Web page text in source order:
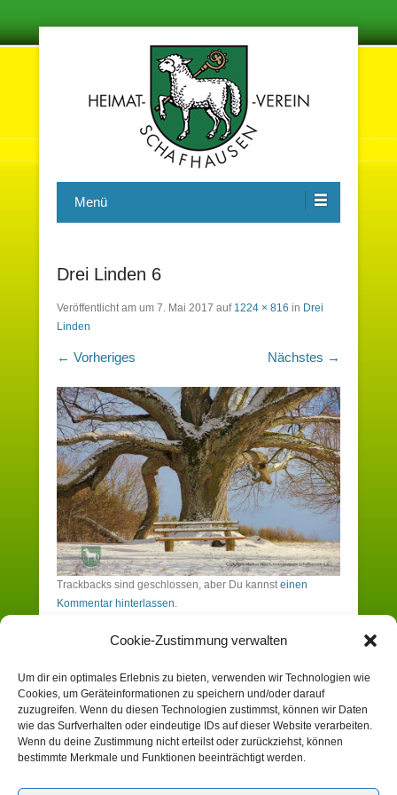
Cookie-Zustimmung verwalten
Um dir ein optimales Erlebnis zu bieten, verwenden wir Technologien wie
Cookies, um Geräteinformationen zu speichern und/oder darauf
zuzugreifen. Wenn du diesen Technologien zustimmst, können wir Daten
wie das Surfverhalten oder eindeutige IDs auf dieser Website verarbeiten.
Wenn du deine Zustimmung nicht erteilst oder zurückziehst, können
bestimmte Merkmale und Funktionen beeinträchtigt werden.
Heimatverein Schafhausen e.V.
Menü
Drei Linden 6
Veröffentlicht am um 7. Mai 2017 auf 1224 × 816 in Drei
Linden
← Vorheriges Nächstes →
Trackbacks sind geschlossen, aber Du kannsteinen
Kommentar hinterlassen.
Du musst angemeldet sein, um einen
Kommentar zu erstellen.